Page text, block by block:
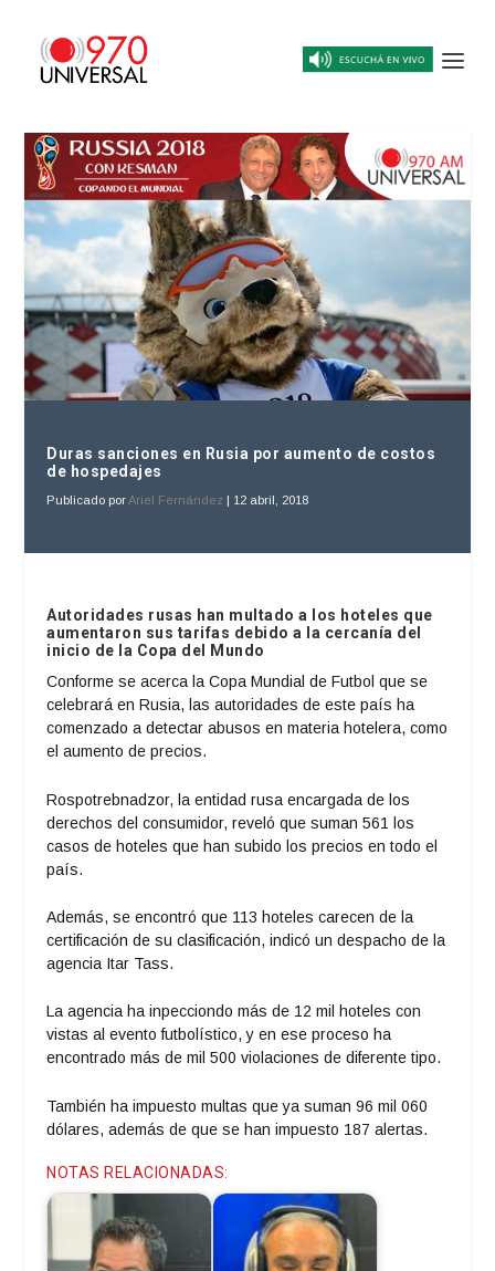
Duras sanciones en Rusia por aumento de costos
de hospedajes
Publicado porAriel Fernández | 12 abril, 2018
Autoridades rusas han multado a los hoteles que
aumentaron sus tarifas debido a la cercanía del
inicio de la Copa del Mundo
Conforme se acerca la Copa Mundial de Futbol que se
celebrará en Rusia, las autoridades de este país ha
comenzado a detectar abusos en materia hotelera, como
el aumento de precios.
Rospotrebnadzor, la entidad rusa encargada de los
derechos del consumidor, reveló que suman 561 los
casos de hoteles que han subido los precios en todo el
país.
Además, se encontró que 113 hoteles carecen de la
certificación de su clasificación, indicó un despacho de la
agencia Itar Tass.
La agencia ha inpecciondo más de 12 mil hoteles con
vistas al evento futbolístico, y en ese proceso ha
encontrado más de mil 500 violaciones de diferente tipo.
También ha impuesto multas que ya suman 96 mil 060
dólares, además de que se han impuesto 187 alertas.
NOTAS RELACIONADAS: